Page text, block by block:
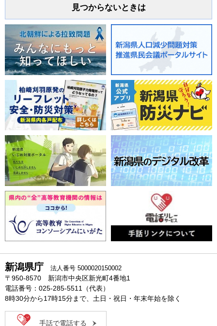
見つからないときは
新潟県庁 法人番号 5000020150002
〒950-8570 新潟市中央区新光町4番地1
電話番号：025-285-5511（代表）
8時30分から17時15分まで、土日・祝日・年末年始を除く
手話で電話する